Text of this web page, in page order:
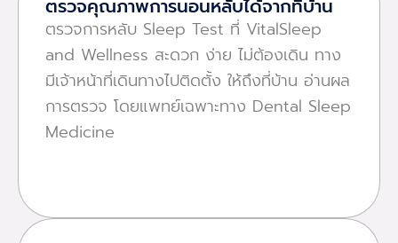
ตรวจคุณภาพการนอนหลับได้จากที่บ้าน
ตรวจการหลับ Sleep Test ที่ VitalSleep
and Wellness สะดวก ง่าย ไม่ต้องเดิน ทาง
มีเจ้าหน้าที่เดินทางไปติดตั้ง ให้ถึงที่บ้าน อ่านผล
การตรวจ โดยแพทย์เฉพาะทาง Dental Sleep
Medicine